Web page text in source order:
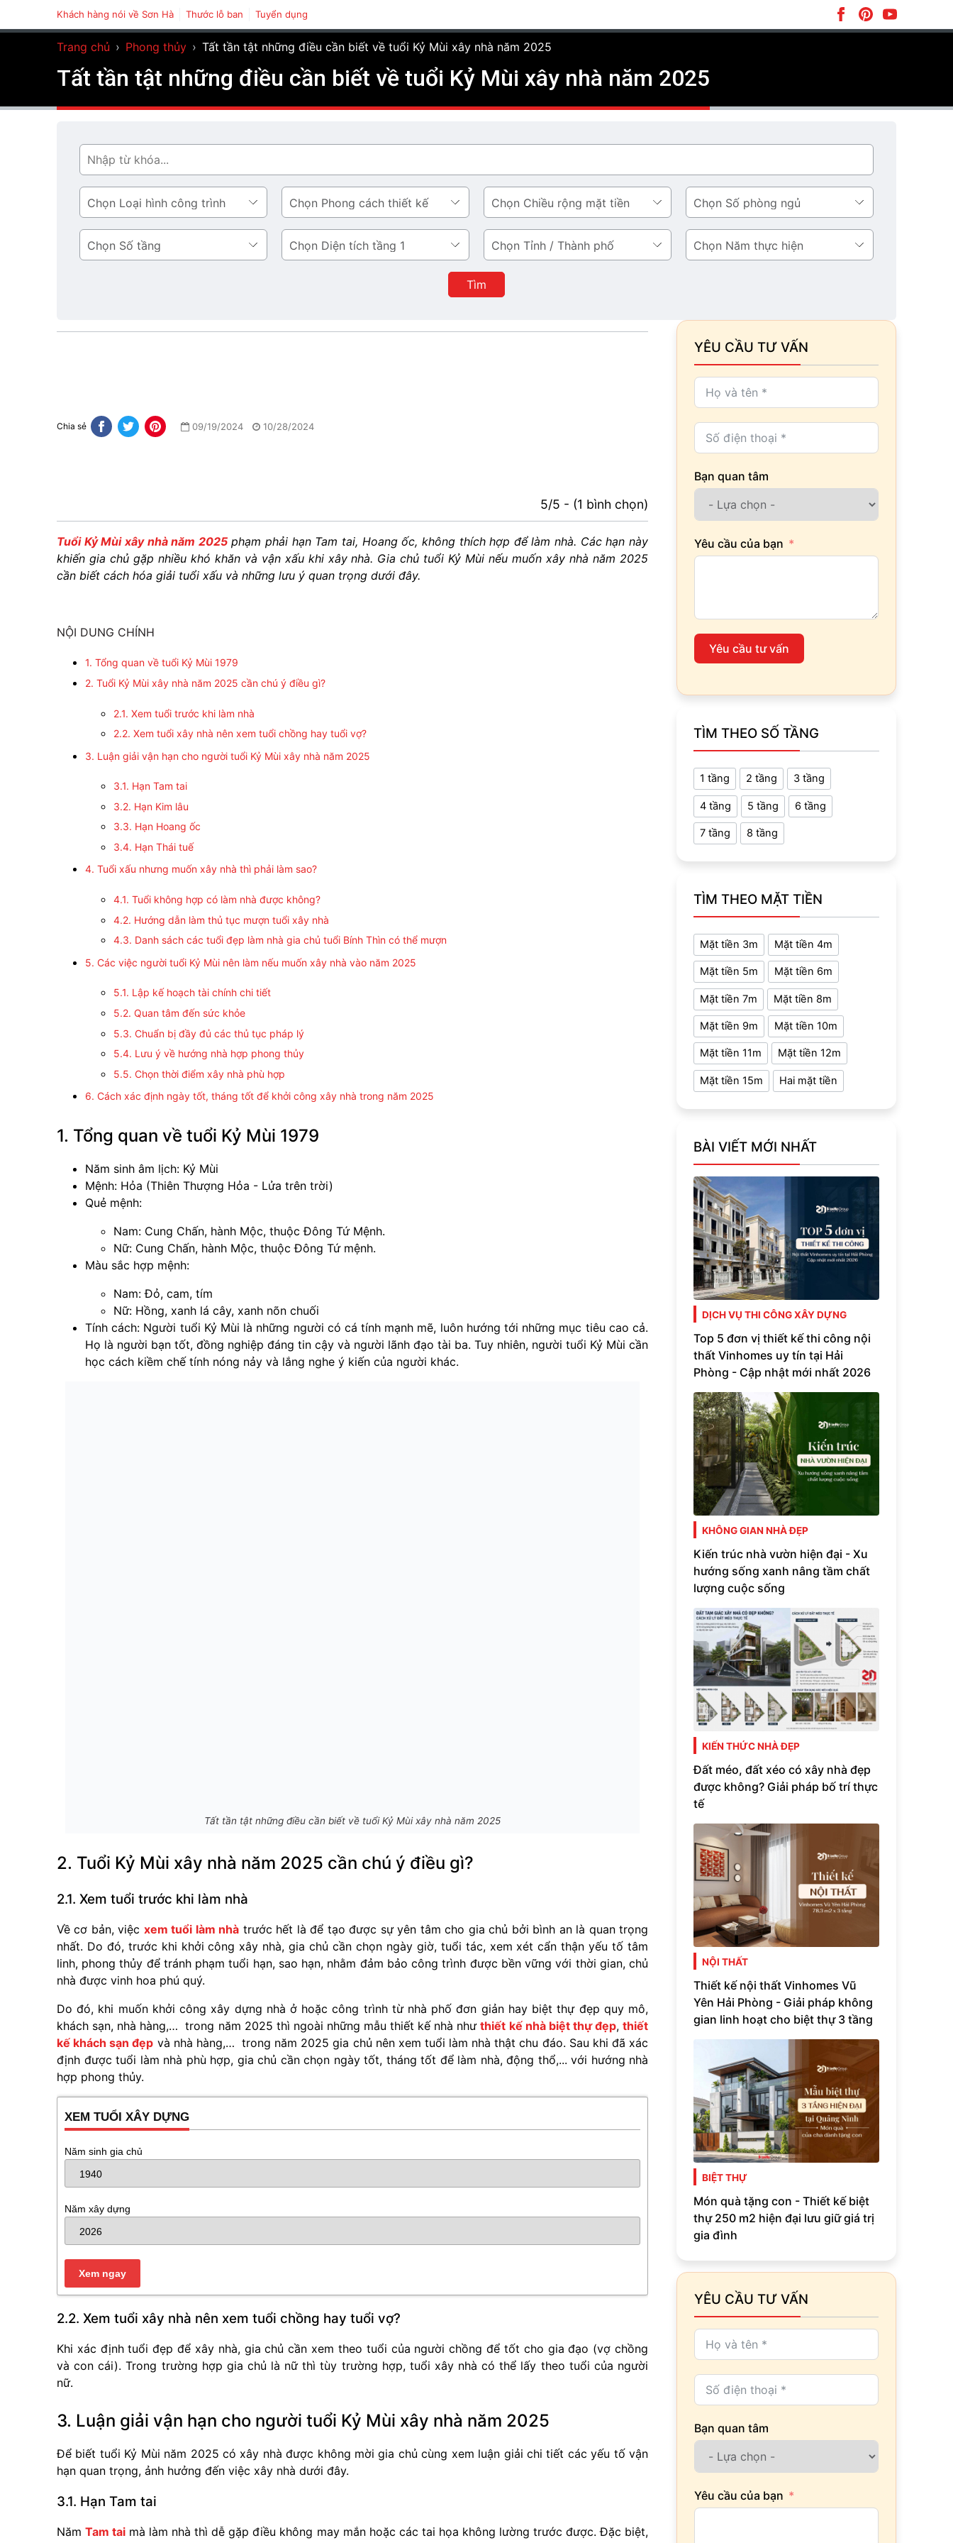
Khách hàng nói về Sơn Hà Thước lỗ ban Tuyển dụng
Trang chủ › Phong thủy › Tất tần tật những điều cần biết về tuổi Kỷ Mùi xây nhà năm 2025
Tất tần tật những điều cần biết về tuổi Kỷ Mùi xây nhà năm 2025
Tìm
Loại
hình
công
trình
Phong
cách
thiết
kế
Chiều
rộng
mặt
tiền
Số
phòng
ngủ
Số
tầng
Diện
tích
Tỉnh
/
Thành
phố
Năm
thực
Tìm
Chia sẻ 09/19/2024 10/28/2024
5/5 - (1 bình chọn)
Tuổi Kỷ Mùi xây nhà năm 2025phạm phải hạn Tam tai, Hoang ốc, không thích hợp để làm nhà. Cáchạn này
khiến gia chủ gặp nhiều khó khăn và vận xấu khi xây nhà. Gia chủ tuổi Kỷ Mùi nếu muốn xây nhà năm 2025
cần biết cách hóa giải tuổi xấu và những lưu ý quan trọng dưới đây.
NỘI DUNG CHÍNH
1. Tổng quan về tuổi Kỷ Mùi 1979
2. Tuổi Kỷ Mùi xây nhà năm 2025 cần chú ý điều gì?
2.1. Xem tuổi trước khi làm nhà
2.2. Xem tuổi xây nhà nên xem tuổi chồng hay tuổi vợ?
3. Luận giải vận hạn cho người tuổi Kỷ Mùi xây nhà năm 2025
3.1. Hạn Tam tai
3.2. Hạn Kim lâu
3.3. Hạn Hoang ốc
3.4. Hạn Thái tuế
4. Tuổi xấu nhưng muốn xây nhà thì phải làm sao?
4.1. Tuổi không hợp có làm nhà được không?
4.2. Hướng dẫn làm thủ tục mượn tuổi xây nhà
4.3. Danh sách các tuổi đẹp làm nhà gia chủ tuổi Bính Thìn có thể mượn
5. Các việc người tuổi Kỷ Mùi nên làm nếu muốn xây nhà vào năm 2025
5.1. Lập kế hoạch tài chính chi tiết
5.2. Quan tâm đến sức khỏe
5.3. Chuẩn bị đầy đủ các thủ tục pháp lý
5.4. Lưu ý về hướng nhà hợp phong thủy
5.5. Chọn thời điểm xây nhà phù hợp
6. Cách xác định ngày tốt, tháng tốt để khởi công xây nhà trong năm 2025
1. Tổng quan về tuổi Kỷ Mùi 1979
Năm sinh âm lịch: Kỷ Mùi
Mệnh: Hỏa (Thiên Thượng Hỏa - Lửa trên trời)
Quẻ mệnh:
Nam: Cung Chấn, hành Mộc, thuộc Đông Tứ Mệnh.
Nữ: Cung Chấn, hành Mộc, thuộc Đông Tứ mệnh.
Màu sắc hợp mệnh:
Nam: Đỏ, cam, tím
Nữ: Hồng, xanh lá cây, xanh nõn chuối
Tính cách: Người tuổi Kỷ Mùi là những người có cá tính mạnh mẽ, luôn hướng tới những mục tiêu cao cả.
Họ là người bạn tốt, đồng nghiệp đáng tin cậy và người lãnh đạo tài ba. Tuy nhiên, người tuổi Kỷ Mùi cần
học cách kiềm chế tính nóng nảy và lắng nghe ý kiến của người khác.
Tất tần tật những điều cần biết về tuổi Kỷ Mùi xây nhà năm 2025
2. Tuổi Kỷ Mùi xây nhà năm 2025 cần chú ý điều gì?
2.1. Xem tuổi trước khi làm nhà
Về cơ bản, việc xem tuổi làm nhà trước hết là để tạo được sự yên tâm cho gia chủ bởi bình an là quan trọng
nhất. Do đó, trước khi khởi công xây nhà, gia chủ cần chọn ngày giờ, tuổi tác, xem xét cẩn thận yếu tố tâm
linh, phong thủy để tránh phạm tuổi hạn, sao hạn, nhằm đảm bảo công trình được bền vững với thời gian, chủ
nhà được vinh hoa phú quý.
Do đó, khi muốn khởi công xây dựng nhà ở hoặc công trình từ nhà phố đơn giản hay biệt thự đẹp quy mô,
khách sạn, nhà hàng,… trong năm 2025 thì ngoài những mẫu thiết kế nhà nhưthiết kế nhà biệt thự đẹp,thiết
kế khách sạn đẹp và nhà hàng,… trong năm 2025 gia chủ nên xem tuổi làm nhà thật chu đáo. Sau khi đã xác
định được tuổi làm nhà phù hợp, gia chủ cần chọn ngày tốt, tháng tốt để làm nhà, động thổ,... với hướng nhà
hợp phong thủy.
XEM TUỔI XÂY DỰNG
Năm sinh gia chủ
Năm xây dựng
2.2. Xem tuổi xây nhà nên xem tuổi chồng hay tuổi vợ?
Khi xác định tuổi đẹp để xây nhà, gia chủ cần xem theo tuổi của người chồng để tốt cho gia đạo (vợ chồng
và con cái). Trong trường hợp gia chủ là nữ thì tùy trường hợp, tuổi xây nhà có thể lấy theo tuổi của người
nữ.
3. Luận giải vận hạn cho người tuổi Kỷ Mùi xây nhà năm 2025
Để biết tuổi Kỷ Mùi năm 2025 có xây nhà được không mời gia chủ cùng xem luận giải chi tiết các yếu tố vận
hạn quan trọng, ảnh hưởng đến việc xây nhà dưới đây.
3.1. Hạn Tam tai
NămTam tai mà làm nhà thì dễ gặp điều không may mắn hoặc các tai họa không lường trước được. Đặc biệt,
YÊU CẦU TƯ VẤN
Bạn quan tâm
Yêu cầu của bạn
Yêu cầu tư vấn
TÌM THEO SỐ TẦNG
1 tầng 2 tầng 3 tầng
4 tầng 5 tầng 6 tầng
7 tầng 8 tầng
TÌM THEO MẶT TIỀN
Mặt tiền 3m Mặt tiền 4m
Mặt tiền 5m Mặt tiền 6m
Mặt tiền 7m Mặt tiền 8m
Mặt tiền 9m Mặt tiền 10m
Mặt tiền 11m Mặt tiền 12m
Mặt tiền 15m Hai mặt tiền
BÀI VIẾT MỚI NHẤT
DỊCH VỤ THI CÔNG XÂY DỰNG
Top 5 đơn vị thiết kế thi công nội
thất Vinhomes uy tín tại Hải
Phòng - Cập nhật mới nhất 2026
KHÔNG GIAN NHÀ ĐẸP
Kiến trúc nhà vườn hiện đại - Xu
hướng sống xanh nâng tầm chất
lượng cuộc sống
KIẾN THỨC NHÀ ĐẸP
Đất méo, đất xéo có xây nhà đẹp
được không? Giải pháp bố trí thực
tế
NỘI THẤT
Thiết kế nội thất Vinhomes Vũ
Yên Hải Phòng - Giải pháp không
gian linh hoạt cho biệt thự 3 tầng
BIỆT THỰ
Món quà tặng con - Thiết kế biệt
thự 250 m2 hiện đại lưu giữ giá trị
gia đình
YÊU CẦU TƯ VẤN
Bạn quan tâm
Yêu cầu của bạn